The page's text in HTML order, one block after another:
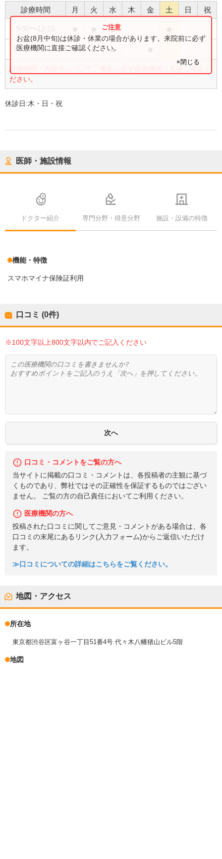
診療時間 月 火 水 木 金 土 日 祝
●
15:00〜18:00 ● ● ●
診療時間・内容等について、事前に必ず医療機関に直接ご確認く
ださい。
お盆(8月中旬)は休診・休業の場合があります。来院前に必ず
医療機関に直接ご確認ください。
×閉じる
休診日:木・日・祝
医師・施設情報
ドクター紹介 専門分野・得意分野 施設・設備の特徴
機能・特徴
スマホマイナ保険証利用
口コミ (0件)
※100文字以上800文字以内でご記入ください
口コミ・コメントをご覧の方へ
当サイトに掲載の口コミ・コメントは、各投稿者の主観に基づ
くものであり、弊社ではその正確性を保証するものではござい
ません。 ご覧の方の自己責任においてご利用ください。
医療機関の方へ
投稿された口コミに関してご意見・コメントがある場合は、各
口コミの末尾にあるリンク(入力フォーム)からご返信いただけ
ます。
≫口コミについての詳細はこちらをご覧ください。
地図・アクセス
所在地
東京都渋谷区富ヶ谷一丁目51番4号 代々木八幡猪山ビル5階
地図